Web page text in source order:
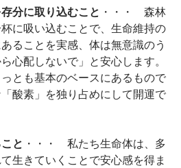
分に取り込むこと ・・・ 森林
に吸い込むことで、生命維持の
ることを実感、体は無意識のう
心配しないで」と安心します。
とも基本のベースにあるもので
酸素」を独り占めにして開運で
と ・・・ 私たち生命体は、多
生きていくことで安心感を得ま